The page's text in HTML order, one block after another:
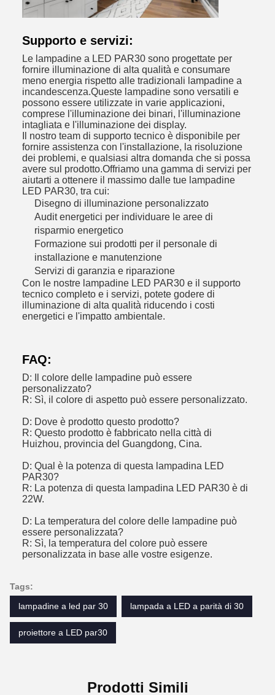
Supporto e servizi:
Le lampadine a LED PAR30 sono progettate per
fornire illuminazione di alta qualità e consumare
meno energia rispetto alle tradizionali lampadine a
incandescenza.Queste lampadine sono versatili e
possono essere utilizzate in varie applicazioni,
comprese l'illuminazione dei binari, l'illuminazione
intagliata e l'illuminazione dei display.
Il nostro team di supporto tecnico è disponibile per
fornire assistenza con l'installazione, la risoluzione
dei problemi, e qualsiasi altra domanda che si possa
avere sul prodotto.Offriamo una gamma di servizi per
aiutarti a ottenere il massimo dalle tue lampadine
LED PAR30, tra cui:
Disegno di illuminazione personalizzato
Audit energetici per individuare le aree di
risparmio energetico
Formazione sui prodotti per il personale di
installazione e manutenzione
Servizi di garanzia e riparazione
Con le nostre lampadine LED PAR30 e il supporto
tecnico completo e i servizi, potete godere di
illuminazione di alta qualità riducendo i costi
energetici e l'impatto ambientale.
FAQ:
D: Il colore delle lampadine può essere
personalizzato?
R: Sì, il colore di aspetto può essere personalizzato.
D: Dove è prodotto questo prodotto?
R: Questo prodotto è fabbricato nella città di
Huizhou, provincia del Guangdong, Cina.
D: Qual è la potenza di questa lampadina LED
PAR30?
R: La potenza di questa lampadina LED PAR30 è di
22W.
D: La temperatura del colore delle lampadine può
essere personalizzata?
R: Sì, la temperatura del colore può essere
personalizzata in base alle vostre esigenze.
Tags:
lampadine a led par 30
lampada a LED a parità di 30
proiettore a LED par30
Prodotti Simili